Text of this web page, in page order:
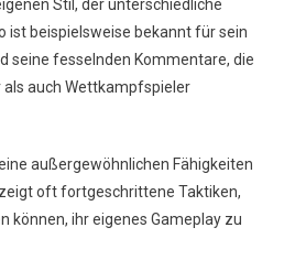
Stil, der unterschiedliche
ist beispielsweise bekannt für sein
seine fesselnden Kommentare, die
auch Wettkampfspieler
außergewöhnlichen Fähigkeiten
oft fortgeschrittene Taktiken,
können, ihr eigenes Gameplay zu